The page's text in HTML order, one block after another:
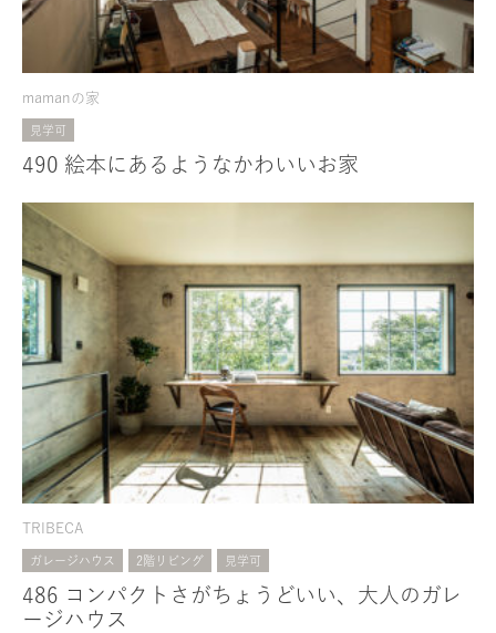
mamanの家
見学可
490 絵本にあるようなかわいいお家
TRIBECA
ガレージハウス 2階リビング 見学可
486 コンパクトさがちょうどいい、大人のガレ
ージハウス